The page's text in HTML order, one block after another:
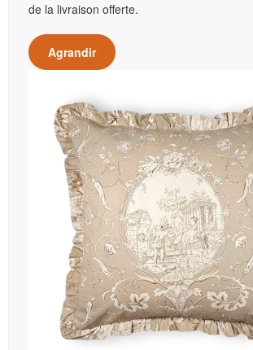
de la livraison offerte.
Agrandir